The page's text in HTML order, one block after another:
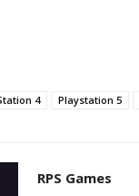
4 Playstation 5
RPS Games